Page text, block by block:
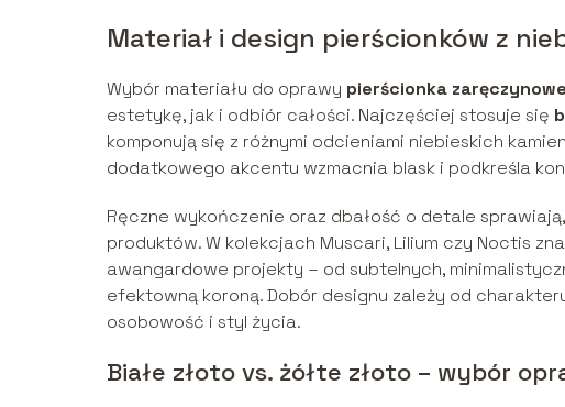
Materiał i design pierścionków z
Wybór materiału do oprawy pierścionka
estetykę, jak i odbiór całości. Najczęściej stosuje się
komponują się z różnymi odcieniami niebieskich
dodatkowego akcentu wzmacnia blask i podkreśla
Ręczne wykończenie oraz dbałość o detale
produktów. W kolekcjach Muscari, Lilium czy Noctis
awangardowe projekty – od subtelnych,
efektowną koroną. Dobór designu zależy od
osobowość i styl życia.
Białe złoto vs. żółte złoto – wybór